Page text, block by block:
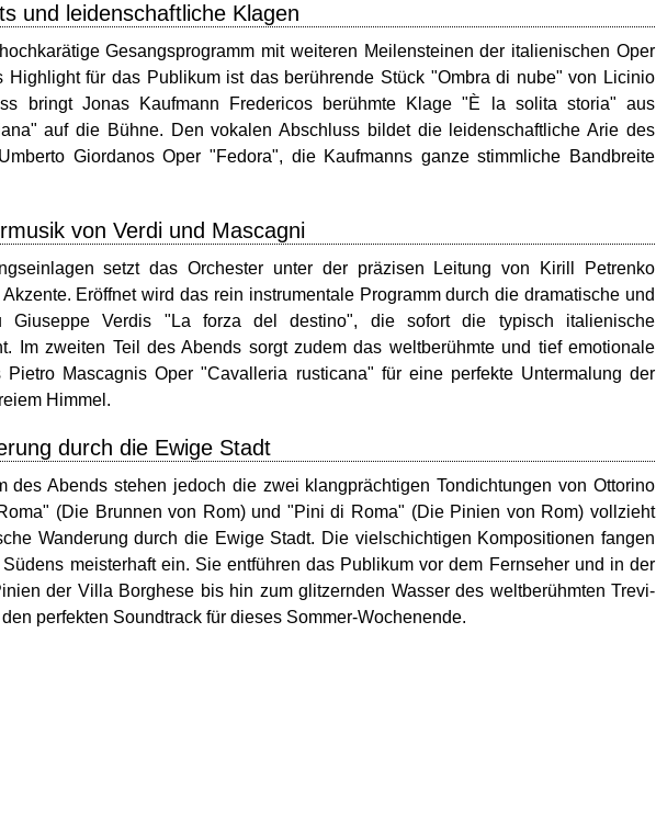
und leidenschaftliche Klagen
Gesangsprogramm mit weiteren Meilensteinen der italienischen Oper
Highlight für das Publikum ist das berührende Stück "Ombra di nube" von Licinio
bringt Jonas Kaufmann Fredericos berühmte Klage "È la solita storia" aus
auf die Bühne. Den vokalen Abschluss bildet die leidenschaftliche Arie des
Giordanos Oper "Fedora", die Kaufmanns ganze stimmliche Bandbreite
von Verdi und Mascagni
setzt das Orchester unter der präzisen Leitung von Kirill Petrenko
Eröffnet wird das rein instrumentale Programm durch die dramatische und
Giuseppe Verdis "La forza del destino", die sofort die typisch italienische
Im zweiten Teil des Abends sorgt zudem das weltberühmte und tief emotionale
Pietro Mascagnis Oper "Cavalleria rusticana" für eine perfekte Untermalung der
Himmel.
durch die Ewige Stadt
des Abends stehen jedoch die zwei klangprächtigen Tondichtungen von Ottorino
(Die Brunnen von Rom) und "Pini di Roma" (Die Pinien von Rom) vollzieht
Wanderung durch die Ewige Stadt. Die vielschichtigen Kompositionen fangen
meisterhaft ein. Sie entführen das Publikum vor dem Fernseher und in der
der Villa Borghese bis hin zum glitzernden Wasser des weltberühmten Trevi-
perfekten Soundtrack für dieses Sommer-Wochenende.